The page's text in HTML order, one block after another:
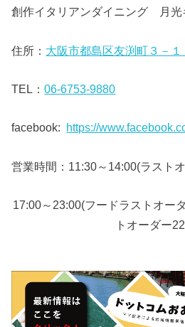
創作イタリアンダイニング 月光
住所： 大阪市都島区友渕町３－１
TEL：06-6753-9880
facebook: https://
営業時間：11:30～14:00(ラスト
17:00～23:00(フードラストオー
トオーダー